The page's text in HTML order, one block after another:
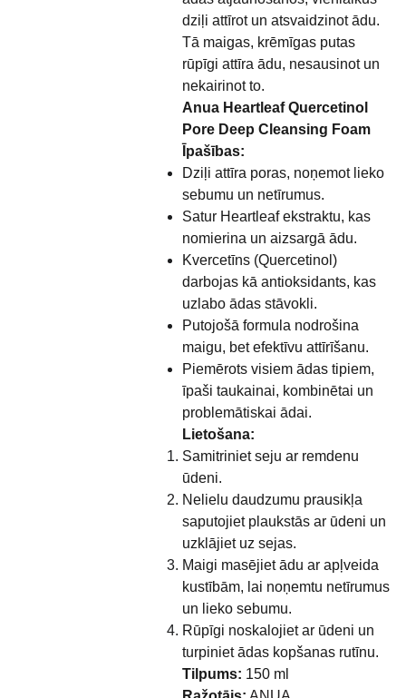
dziļi attīrot un atsvaidzinot ādu.
Tā maigas, krēmīgas putas
rūpīgi attīra ādu, nesausinot un
nekairinot to.
Anua Heartleaf Quercetinol
Pore Deep Cleansing Foam
Īpašības:
Dziļi attīra poras, noņemot lieko
sebumu un netīrumus.
Satur Heartleaf ekstraktu, kas
nomierina un aizsargā ādu.
Kvercetīns (Quercetinol)
darbojas kā antioksidants, kas
uzlabo ādas stāvokli.
Putojošā formula nodrošina
maigu, bet efektīvu attīrīšanu.
Piemērots visiem ādas tipiem,
īpaši taukainai, kombinētai un
problemātiskai ādai.
Lietošana:
Samitriniet seju ar remdenu
ūdeni.
Nelielu daudzumu prausikļa
saputojiet plaukstās ar ūdeni un
uzklājiet uz sejas.
Maigi masējiet ādu ar apļveida
kustībām, lai noņemtu netīrumus
un lieko sebumu.
Rūpīgi noskalojiet ar ūdeni un
turpiniet ādas kopšanas rutīnu.
Tilpums: 150 ml